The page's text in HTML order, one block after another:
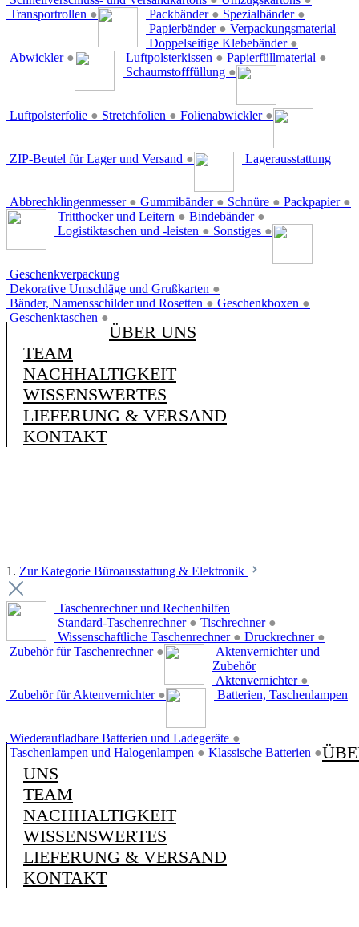
Transportrollen ● Packbänder ● Spezialbänder ●
Papierbänder ●
Doppelseitige Klebebänder ●
Abwickler ● Luftpolsterkissen ● Papierfüllmaterial ●
Schaumstofffüllung ●
Luftpolsterfolie ● Stretchfolien ● Folienabwickler ●
ZIP-Beutel für Lager und Versand ●
Verpackungsmaterial
Abbrechklingenmesser ● Gummibänder ● Schnüre ● Packpapier ●
Lagerausstattung
Tritthocker und Leitern ● Bindebänder ●
Logistiktaschen und -leisten ● Sonstiges ●
Geschenkverpackung
Dekorative Umschläge und Grußkarten ●
Bänder, Namensschilder und Rosetten ● Geschenkboxen ●
Geschenktaschen ●
ÜBER UNS
TEAM
NACHHALTIGKEIT
WISSENSWERTES
LIEFERUNG & VERSAND
KONTAKT
1. Zur Kategorie Büroausstattung & Elektronik
Taschenrechner und Rechenhilfen
Standard-Taschenrechner ● Tischrechner ●
Wissenschaftliche Taschenrechner ● Druckrechner ●
Zubehör für Taschenrechner ●
Aktenvernichter und
Zubehör
Aktenvernichter ●
Zubehör für Aktenvernichter ● Batterien, Taschenlampen
Wiederaufladbare Batterien und Ladegeräte ●
Taschenlampen und Halogenlampen ● Klassische Batterien ●
UNS
TEAM
NACHHALTIGKEIT
WISSENSWERTES
LIEFERUNG & VERSAND
KONTAKT